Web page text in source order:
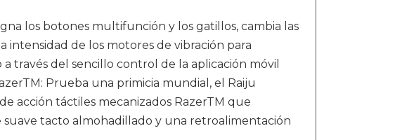
los botones multifunción y los gatillos, cambia las
intensidad de los motores de vibración para
través del sencillo control de la aplicación móvil
Prueba una primicia mundial, el Raiju
acción táctiles mecanizados RazerTM que
tacto almohadillado y una retroalimentación